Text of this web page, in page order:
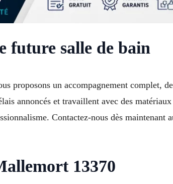
future salle de bain
proposons un accompagnement complet,
annoncés et travaillent avec des
Contactez-nous dès maintenant
13370